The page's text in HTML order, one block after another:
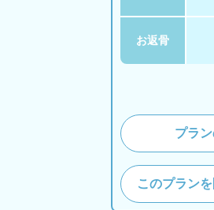
お返骨
プラ
このプラン